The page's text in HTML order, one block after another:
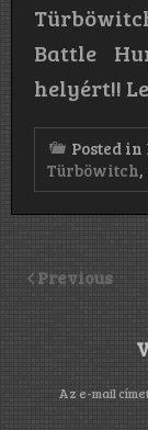
Battle
helyért!!
Posted in
Türböwitch,
Previous
Az e-mail